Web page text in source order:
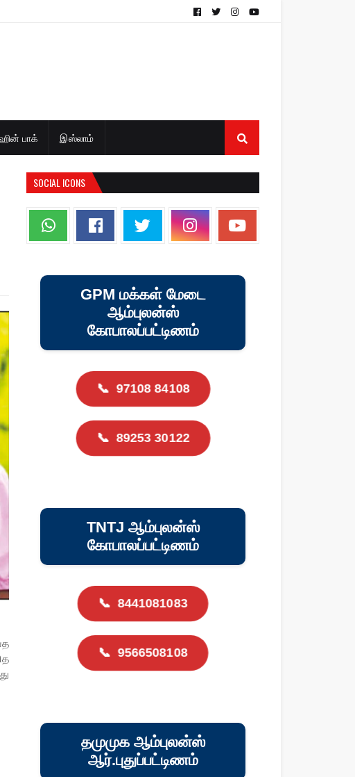
பாக் இஸ்லாம்
SOCIAL ICONS
GPM மக்கள் மேடை
ஆம்புலன்ஸ்
கோபாலப்பட்டிணம்
📞 97108 84108
📞 89253 30122
TNTJ ஆம்புலன்ஸ்
கோபாலப்பட்டிணம்
📞 8441081083
📞 9566508108
தமுமுக ஆம்புலன்ஸ்
ஆர்.புதுப்பட்டிணம்